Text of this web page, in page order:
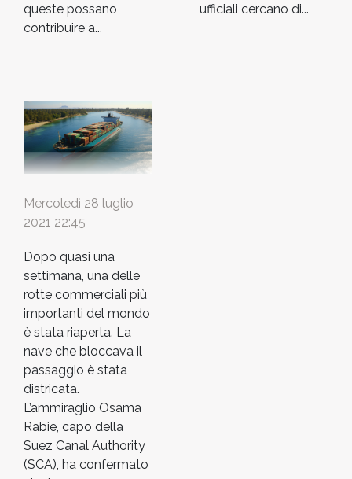
queste possano
contribuire a...
ufficiali cercano di...
Mercoledì 28 luglio
2021 22:45
Dopo quasi una
settimana, una delle
rotte commerciali più
importanti del mondo
è stata riaperta. La
nave che bloccava il
passaggio è stata
districata.
L’ammiraglio Osama
Rabie, capo della
Suez Canal Authority
(SCA), ha confermato